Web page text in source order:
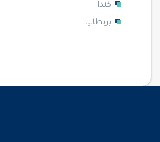
كندا
بريطانيا